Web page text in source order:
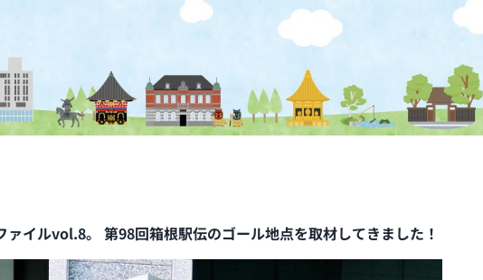
イルvol.8。 第98回箱根駅伝のゴール地点を取材してきました！